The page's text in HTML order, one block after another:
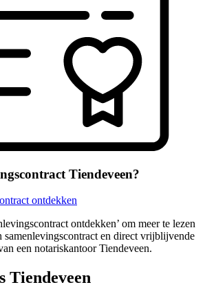
Tiendeveen?
ontdekken
ontdekken’ om meer te lezen
samenlevingscontract en direct vrijblijvende
een notariskantoor Tiendeveen.
Tiendeveen